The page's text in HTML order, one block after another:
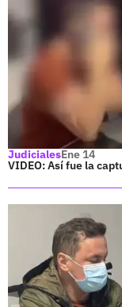
JudicialesEne 14
VIDEO: Así fue la